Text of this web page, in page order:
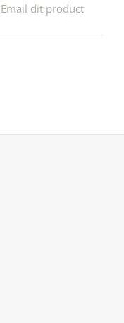
Email dit product